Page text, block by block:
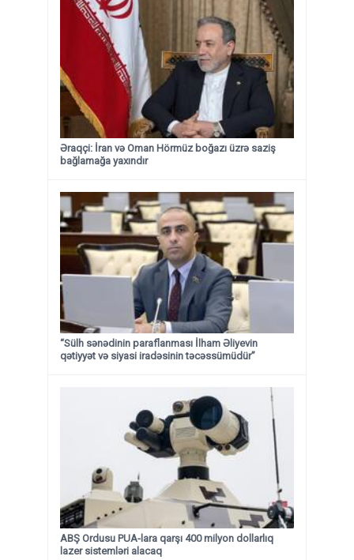
Əraqçi: İran və Oman Hörmüz boğazı üzrə saziş
bağlamağa yaxındır
“Sülh sənədinin paraflanması İlham Əliyevin
qətiyyət və siyasi iradəsinin təcəssümüdür”
ABŞ Ordusu PUA-lara qarşı 400 milyon dollarlıq
lazer sistemləri alacaq